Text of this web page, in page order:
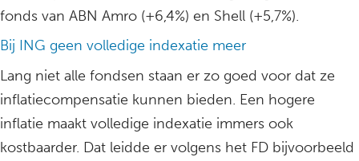
fonds van ABN Amro (+6,4%) en Shell (+5,7%).
Bij ING geen volledige indexatie meer
Lang niet alle fondsen staan er zo goed voor dat ze
inflatiecompensatie kunnen bieden. Een hogere
inflatie maakt volledige indexatie immers ook
kostbaarder. Dat leidde er volgens het FD bijvoorbeeld